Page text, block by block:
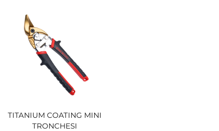
TITANIUM COATING MINI
TRONCHESI